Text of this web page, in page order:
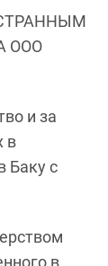
ООО
и за
в
Баку с
в